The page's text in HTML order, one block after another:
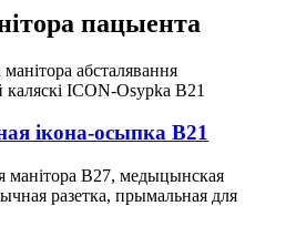
пацыента
ікона-осыпка В21